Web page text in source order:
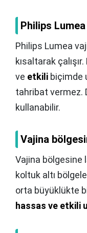
Philips Lumea
Philips Lumea
kısaltarak
ve etkili biçimde
tahribat vermez.
kullanabilir.
Vajina
Vajina bölgesine
koltuk altı
orta büyüklükte
hassas ve etkili